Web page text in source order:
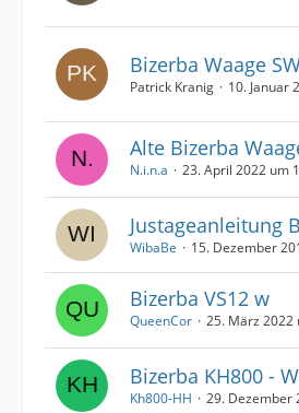
Bizerba Waage
Patrick Kranig 10. Januar
Alte Bizerba
N.i.n.a 23. April 2022 um
Justageanleitung
WibaBe 15. Dezember
Bizerba VS12 w
QueenCor 25. März 2022
Bizerba KH800 -
Kh800-HH 29. Dezember